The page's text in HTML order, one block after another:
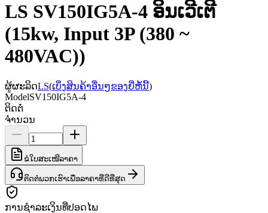
LS SV150IG5A-4 ອິນເວີເຕີ
(15kw, Input 3P (380 ~
480VAC))
ຜູ້ຜະລິດLS(ເບິ່ງສິນຄ້າອື່ນໆຂອງຍີ່ຫໍ້ນີ້)
ModelSV150IG5A-4
ຕິດຕໍ່
ຈຳນວນ
ຂໍໃບສະເໜີລາຄາ
ຕິດຕໍ່ພວກເຮົາເພື່ອລາຄາທີ່ດີທີ່ສຸດ
ການຊຳລະເງິນທີ່ປອດໄພ